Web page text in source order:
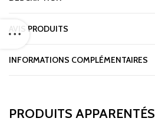
AVIS PRODUITS
INFORMATIONS COMPLÉMENTAIRES
PRODUITS APPARENTÉS